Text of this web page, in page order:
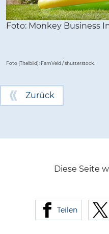
Foto: Monkey Business
Foto (Titelbild): FamVeld / shutterstock.
Zurück
Diese Seite
Teilen